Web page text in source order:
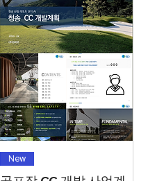
New